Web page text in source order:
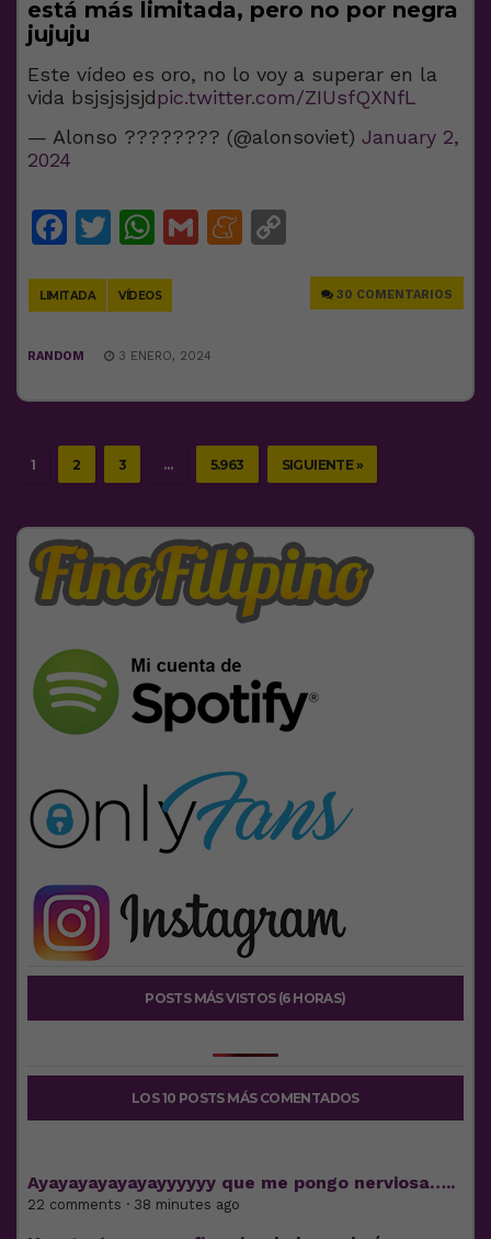
está más limitada, pero no por negra
jujuju
Este vídeo es oro, no lo voy a superar en la
vida bsjsjsjsjdpic.twitter.com/ZIUsfQXNfL
— Alonso ???????? (@alonsoviet) January 2,
2024
Facebook
Twitter
WhatsApp
GmailMeneame
LIMITADA VÍDEOS 30 COMENTARIOS
RANDOM 3 ENERO, 2024
1 2 3 … 5.963 SIGUIENTE »
POSTS MÁS VISTOS (6 HORAS)
LOS 10 POSTS MÁS COMENTADOS
Ayayayayayayayyyyyy que me pongo nerviosa…..
22 comments · 38 minutes ago